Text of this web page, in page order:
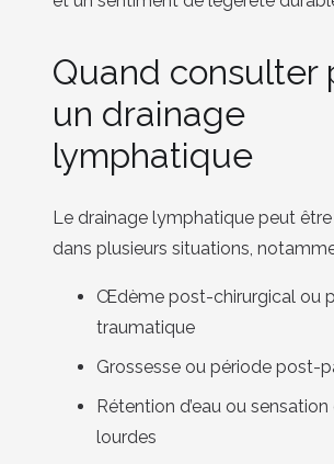
Quand consulter
un drainage
lymphatique
Le drainage lymphatique peut
dans plusieurs situations,
Œdème post-chirurgical ou
traumatique
Grossesse ou période post-
Rétention d’eau ou
lourdes